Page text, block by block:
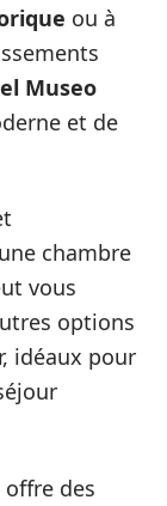
ou à
Museo
et de
chambre
vous
options
idéaux pour
des